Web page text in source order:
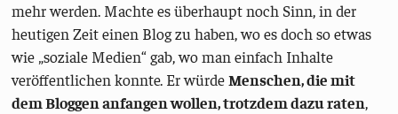
mehr werden. Machte es überhaupt noch Sinn, in der
heutigen Zeit einen Blog zu haben, wo es doch so etwas
wie „soziale Medien“ gab, wo man einfach Inhalte
veröffentlichen konnte. Er würdeMenschen, die mit
dem Bloggen anfangen wollen, trotzdem dazu raten,